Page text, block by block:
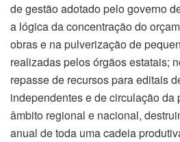
de gestão adotado pelo governo
a lógica da concentração do
obras e na pulverização de
realizadas pelos órgãos estatais;
repasse de recursos para editais
independentes e de circulação da
âmbito regional e nacional,
anual de toda uma cadeia